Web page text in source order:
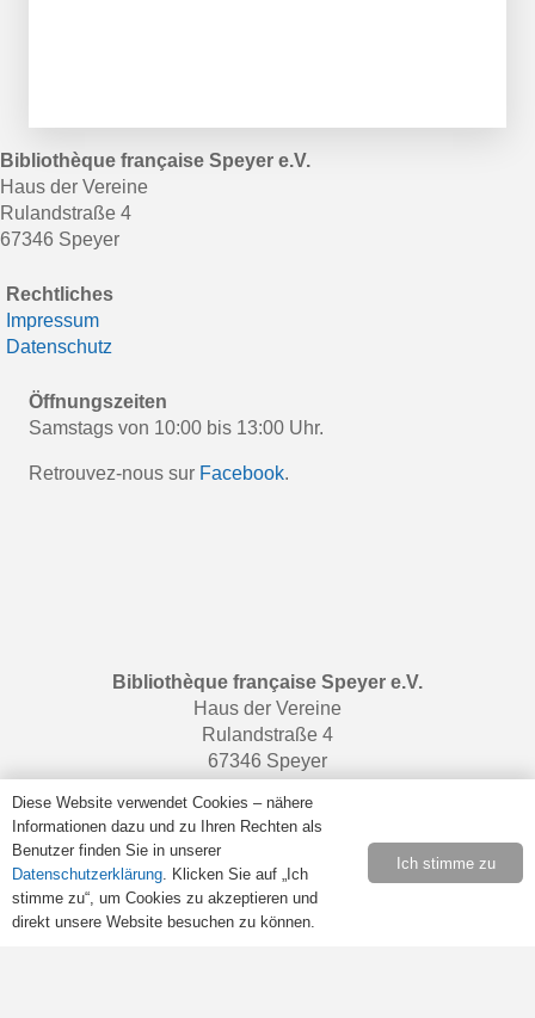
Bibliothèque française Speyer e.V.
Haus der Vereine
Rulandstraße 4
67346 Speyer
Rechtliches
Impressum
Datenschutz
Öffnungszeiten
Samstags von 10:00 bis 13:00 Uhr.
Retrouvez-nous sur Facebook.
Bibliothèque française Speyer e.V.
Haus der Vereine
Rulandstraße 4
67346 Speyer
Öffnungszeiten
Samstags von 10:00 bis 13:00 Uhr.
Retrouvez-nous surFacebook
Diese Website verwendet Cookies – nähere
Informationen dazu und zu Ihren Rechten als
Benutzer finden Sie in unserer
Datenschutzerklärung. Klicken Sie auf „Ich
stimme zu“, um Cookies zu akzeptieren und
direkt unsere Website besuchen zu können.
Ich stimme zu